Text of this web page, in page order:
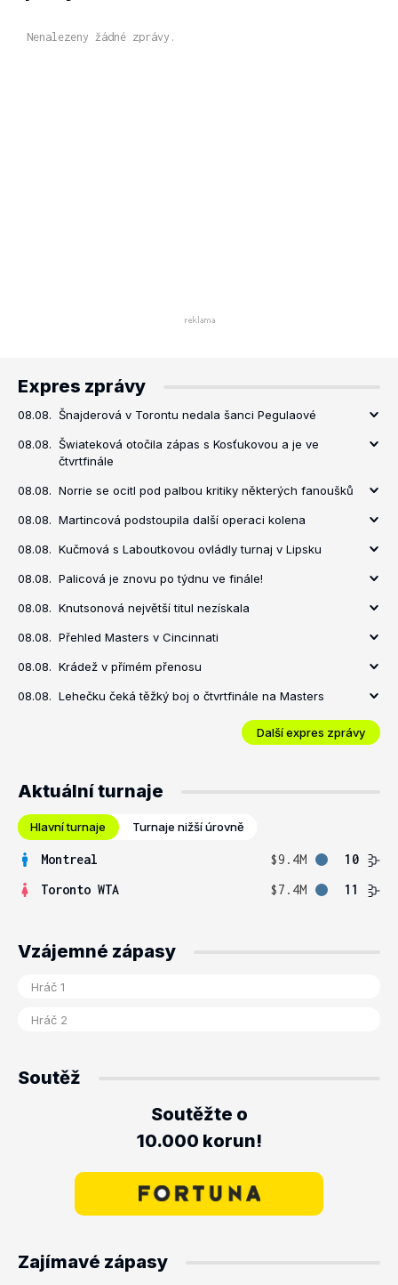
Nenalezeny žádné zprávy.
Expres zprávy
08.08. Šnajderová v Torontu nedala šanci Pegulaové
08.08. Šwiateková otočila zápas s Kosťukovou a je ve
čtvrtfinále
08.08. Norrie se ocitl pod palbou kritiky některých fanoušků
08.08. Martincová podstoupila další operaci kolena
08.08. Kučmová s Laboutkovou ovládly turnaj v Lipsku
08.08. Palicová je znovu po týdnu ve finále!
08.08. Knutsonová největší titul nezískala
08.08. Přehled Masters v Cincinnati
08.08. Krádež v přímém přenosu
08.08. Lehečku čeká těžký boj o čtvrtfinále na Masters
Další expres zprávy
Aktuální turnaje
Hlavní turnaje Turnaje nižší úrovně
Montreal $9.4M
10
Toronto WTA
$7.4M 11
Vzájemné zápasy
Soutěž
Soutěžte o
10.000 korun!
Zajímavé zápasy